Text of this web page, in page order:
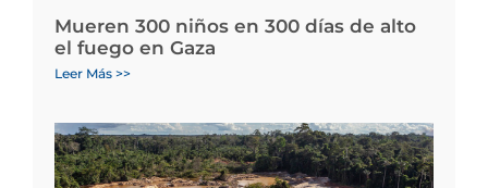
Mueren 300 niños en 300 días de alto
el fuego en Gaza
Leer Más >>